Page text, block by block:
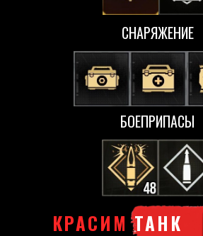
СНАРЯЖЕНИЕ
БОЕПРИПАСЫ
КРАСИМТАНК